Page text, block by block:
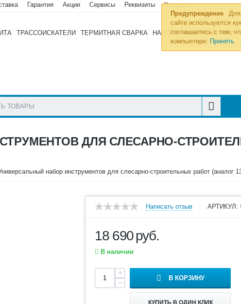
Предупреждение
Для
сайте используются
соглашаетесь с тем,
компьютере: Принять
Гарантия Акции Сервисы Реквизиты Контакты
ТРАССОИСКАТЕЛИ ТЕРМИТНАЯ СВАРКА НАБОРЫ ИНСТРУМЕНТОВ
ДЛЯ СЛЕСАРНО-
набор инструментов для слесарно-строительных работ (аналог
Написать отзыв АРТИКУЛ:
18 690руб.
В наличии
+
−
В КОРЗИНУ
КУПИТЬ В ОДИН КЛИК